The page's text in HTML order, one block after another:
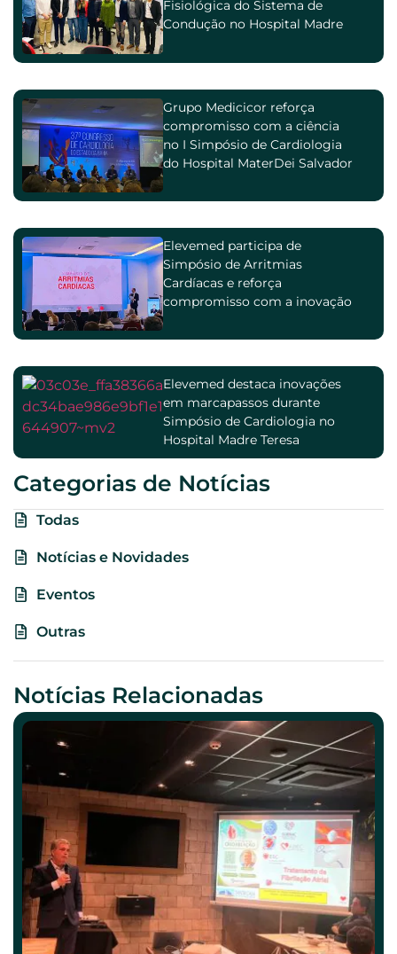
Fisiológica do Sistema de
Condução no Hospital Madre
Grupo Medicicor reforça
compromisso com a ciência
no I Simpósio de Cardiologia
do Hospital MaterDei Salvador
Elevemed participa de
Simpósio de Arritmias
Cardíacas e reforça
compromisso com a inovação
Elevemed destaca inovações
em marcapassos durante
Simpósio de Cardiologia no
Hospital Madre Teresa
Categorias de Notícias
Todas
Notícias e Novidades
Eventos
Outras
Notícias Relacionadas